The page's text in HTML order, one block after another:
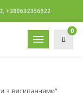
+380632356922
Toggle
navigation
0
з висипаннями”